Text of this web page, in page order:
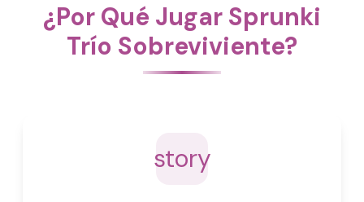
¿Por Qué Jugar Sprunki
Trío Sobreviviente?
story